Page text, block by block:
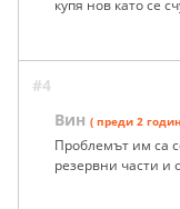
купя нов като се
#4
Вин ( преди 2
Проблемът им са
резервни части и